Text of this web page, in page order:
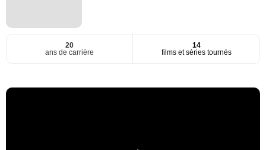
20
ans de carrière
14
films et séries tournés